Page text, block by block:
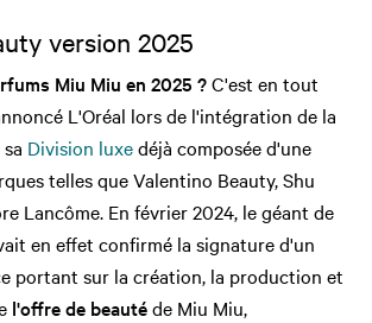
version 2025
Miu Miu en 2025 ?C'est en tout
L'Oréal lors de l'intégration de la
Division luxedéjà composée d'une
telles que Valentino Beauty, Shu
Lancôme. En février 2024, le géant de
en effet confirmé la signature d'un
portant sur la création, la production et
l'offre de beautéde Miu Miu,